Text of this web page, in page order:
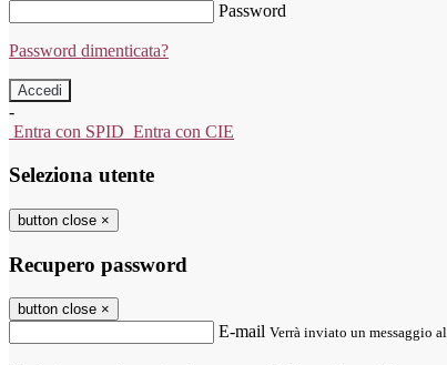
Password
Password dimenticata?
-
Entra con SPID Entra con CIE
Seleziona utente
button close ×
Recupero password
button close ×
E-mail Verrà inviato un messaggio